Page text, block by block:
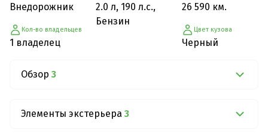
Внедорожник
Кол-во владельцев
1 владелец
2.0 л, 190 л.с.,
Бензин
26 590 км.
Цвет кузова
Черный
Обзор 3
Элементы экстерьера 3